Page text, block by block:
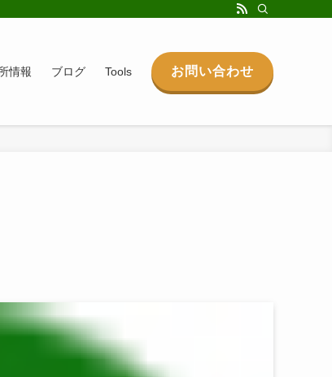
情報 ブログ Tools お問い合わせ